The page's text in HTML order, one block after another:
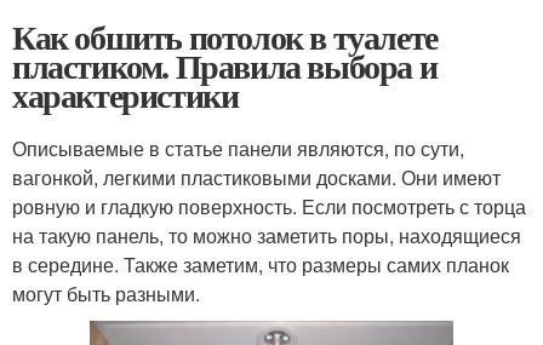
Как обшить потолок в туалете
пластиком. Правила выбора и
характеристики
Описываемые в статье панели являются, по сути,
вагонкой, легкими пластиковыми досками. Они имеют
ровную и гладкую поверхность. Если посмотреть с торца
на такую панель, то можно заметить поры, находящиеся
в середине. Также заметим, что размеры самих планок
могут быть разными.